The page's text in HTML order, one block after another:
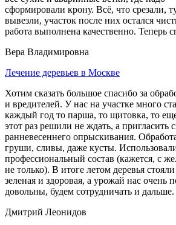
сформировали крону. Всё, что срезали,
вывезли, участок после них остался
работа выполнена качественно. Теперь
Вера Владимировна
Лечение деревьев в Москве
Хотим сказать большое спасибо за
и вредителей. У нас на участке много
каждый год то парша, то щитовка, то
этот раз решили не ждать, а пригласить
ранневесеннего опрыскивания.
груши, сливы, даже кусты.
профессиональный состав (кажется, с
не только). В итоге летом деревья
зеленая и здоровая, а урожай нас очень
довольны, будем сотрудничать и дальше.
Дмитрий Леонидов